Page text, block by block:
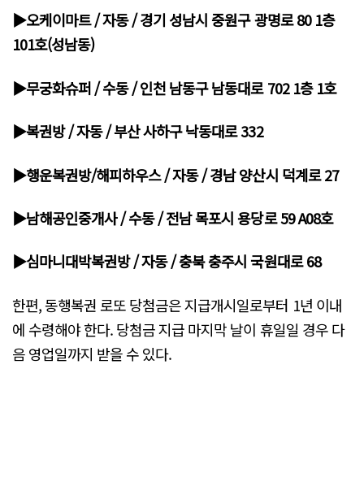
▶오케이마트 / 자동 / 경기 성남시 중원구 광명로 80 1층
101호(성남동)
▶무궁화슈퍼 / 수동 / 인천 남동구 남동대로 702 1층 1호
▶복권방 / 자동 / 부산 사하구 낙동대로 332
▶행운복권방/해피하우스 / 자동 / 경남 양산시 덕계로 27
▶남해공인중개사 / 수동 / 전남 목포시 용당로 59 A08호
▶심마니대박복권방 / 자동 / 충북 충주시 국원대로 68
한편, 동행복권 로또 당첨금은 지급개시일로부터 1년 이내
에 수령해야 한다. 당첨금 지급 마지막 날이 휴일일 경우 다
음 영업일까지 받을 수 있다.